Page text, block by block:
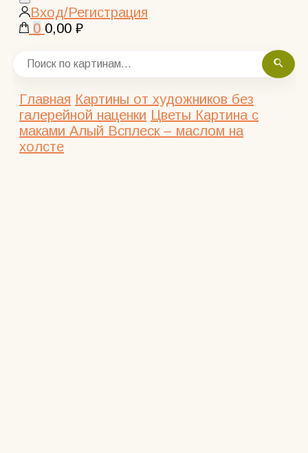
Закрыть
поиск
Вход/Регистрация
0 0,00 ₽
Главная Картины от художников без
галерейной наценки Цветы Картина с
маками Алый Всплеск – маслом на
холсте